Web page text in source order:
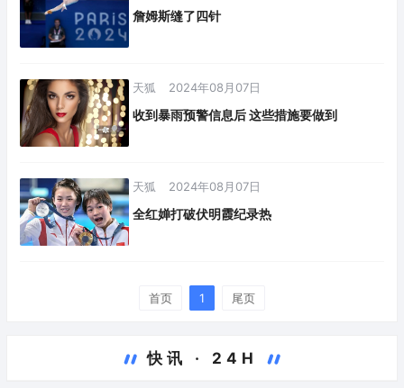
詹姆斯缝了四针
天狐 2024年08月07日
收到暴雨预警信息后 这些措施要做到
天狐 2024年08月07日
全红婵打破伏明霞纪录热
首页 1 尾页
快讯 · 24H